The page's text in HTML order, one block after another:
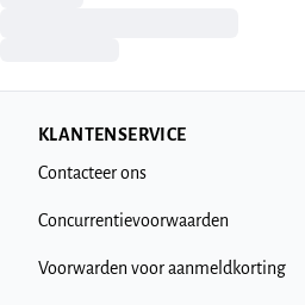
KLANTENSERVICE
Contacteer ons
Concurrentievoorwaarden
Voorwarden voor aanmeldkorting